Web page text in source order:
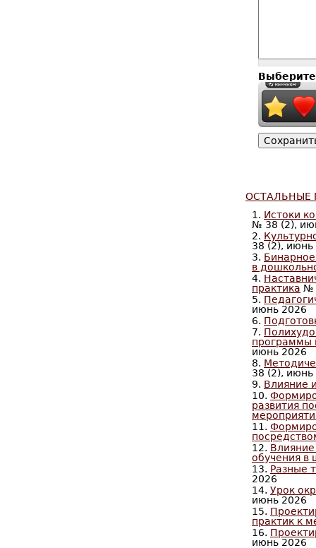
ы
ОСТАЛЬНЫЕ
1. Истоки
№ 38 (2),
2.
38 (2), июнь
3.
в
4.
практика №
5.
июнь 2026
6.
7.
программы
июнь 2026
8.
38 (2), июнь
9. Влияние
10.
развития
11.
12. Влияние
обучения в
13. Разные
2026
14. Урок
июнь 2026
15.
практик к
16.
июнь 2026